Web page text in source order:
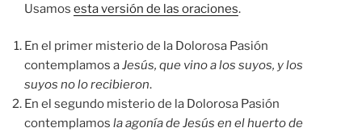
Usamos esta versión de las oraciones.
En el primer misterio de la Dolorosa Pasión
contemplamos aJesús, que vino a los suyos, y los
suyos no lo recibieron.
En el segundo misterio de la Dolorosa Pasión
contemplamos la agonía de Jesús en el huerto de